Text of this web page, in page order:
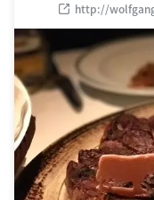
http://